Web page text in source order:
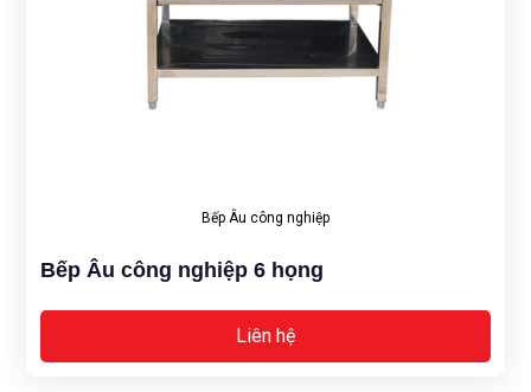
Bếp Âu công nghiệp
Bếp Âu công nghiệp 6 họng
Liên hệ